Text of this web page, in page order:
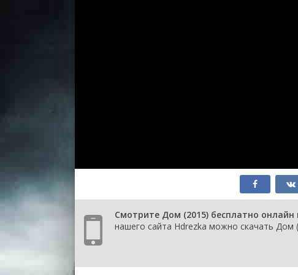
Смотрите Дом (2015) бесплатно онлайн
нашего сайта Hdrezka можно скачать Дом